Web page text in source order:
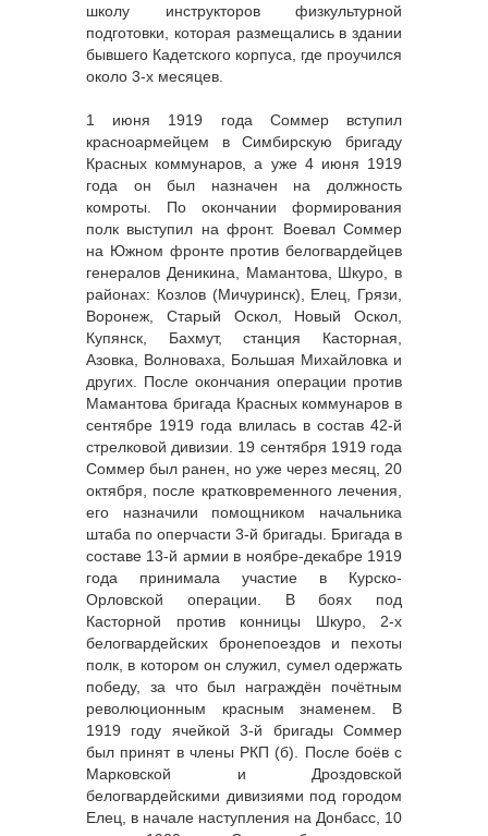
школу инструкторов физкультурной
подготовки, которая размещались в здании
бывшего Кадетского корпуса, где проучился
около 3-х месяцев.
1 июня 1919 года Соммер вступил
красноармейцем в Симбирскую бригаду
Красных коммунаров, а уже 4 июня 1919
года он был назначен на должность
комроты. По окончании формирования
полк выступил на фронт. Воевал Соммер
на Южном фронте против белогвардейцев
генералов Деникина, Мамантова, Шкуро, в
районах: Козлов (Мичуринск), Елец, Грязи,
Воронеж, Старый Оскол, Новый Оскол,
Купянск, Бахмут, станция Касторная,
Азовка, Волноваха, Большая Михайловка и
других. После окончания операции против
Мамантова бригада Красных коммунаров в
сентябре 1919 года влилась в состав 42-й
стрелковой дивизии. 19 сентября 1919 года
Соммер был ранен, но уже через месяц, 20
октября, после кратковременного лечения,
его назначили помощником начальника
штаба по оперчасти 3-й бригады. Бригада в
составе 13-й армии в ноябре-декабре 1919
года принимала участие в Курско-
Орловской операции. В боях под
Касторной против конницы Шкуро, 2-х
белогвардейских бронепоездов и пехоты
полк, в котором он служил, сумел одержать
победу, за что был награждён почётным
революционным красным знаменем. В
1919 году ячейкой 3-й бригады Соммер
был принят в члены РКП (б). После боёв с
Марковской и Дроздовской
белогвардейскими дивизиями под городом
Елец, в начале наступления на Донбасс, 10